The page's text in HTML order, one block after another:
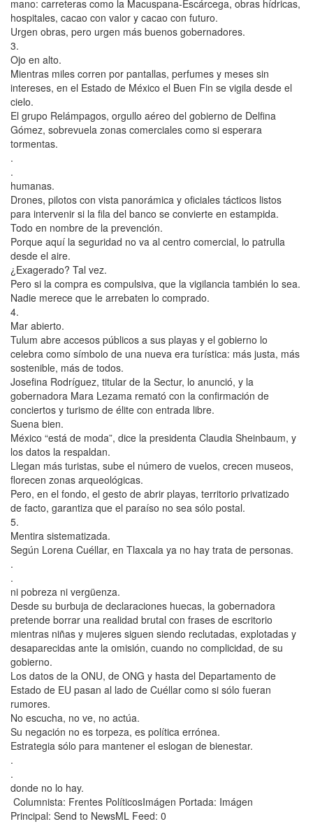
mano: carreteras como la Macuspana-Escárcega, obras hídricas,
hospitales, cacao con valor y cacao con futuro.
Urgen obras, pero urgen más buenos gobernadores.
3.
Ojo en alto.
Mientras miles corren por pantallas, perfumes y meses sin
intereses, en el Estado de México el Buen Fin se vigila desde el
cielo.
El grupo Relámpagos, orgullo aéreo del gobierno de Delfina
Gómez, sobrevuela zonas comerciales como si esperara
tormentas.
.
.
humanas.
Drones, pilotos con vista panorámica y oficiales tácticos listos
para intervenir si la fila del banco se convierte en estampida.
Todo en nombre de la prevención.
Porque aquí la seguridad no va al centro comercial, lo patrulla
desde el aire.
¿Exagerado? Tal vez.
Pero si la compra es compulsiva, que la vigilancia también lo sea.
Nadie merece que le arrebaten lo comprado.
4.
Mar abierto.
Tulum abre accesos públicos a sus playas y el gobierno lo
celebra como símbolo de una nueva era turística: más justa, más
sostenible, más de todos.
Josefina Rodríguez, titular de la Sectur, lo anunció, y la
gobernadora Mara Lezama remató con la confirmación de
conciertos y turismo de élite con entrada libre.
Suena bien.
México “está de moda”, dice la presidenta Claudia Sheinbaum, y
los datos la respaldan.
Llegan más turistas, sube el número de vuelos, crecen museos,
florecen zonas arqueológicas.
Pero, en el fondo, el gesto de abrir playas, territorio privatizado
de facto, garantiza que el paraíso no sea sólo postal.
5.
Mentira sistematizada.
Según Lorena Cuéllar, en Tlaxcala ya no hay trata de personas.
.
.
ni pobreza ni vergüenza.
Desde su burbuja de declaraciones huecas, la gobernadora
pretende borrar una realidad brutal con frases de escritorio
mientras niñas y mujeres siguen siendo reclutadas, explotadas y
desaparecidas ante la omisión, cuando no complicidad, de su
gobierno.
Los datos de la ONU, de ONG y hasta del Departamento de
Estado de EU pasan al lado de Cuéllar como si sólo fueran
rumores.
No escucha, no ve, no actúa.
Su negación no es torpeza, es política errónea.
Estrategia sólo para mantener el eslogan de bienestar.
.
.
donde no lo hay.
Columnista: Frentes PolíticosImágen Portada: Imágen
Principal: Send to NewsML Feed: 0